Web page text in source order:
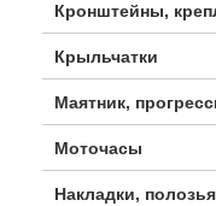
Кронштейны,
Крыльчатки
Маятник,
Моточасы
Накладки,